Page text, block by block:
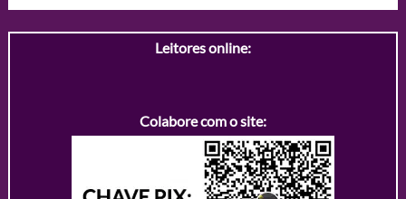
Leitores online:
Colabore com o site: